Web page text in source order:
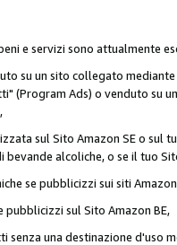
e servizi sono attualmente
su un sito collegato
(Program Ads) o venduto su
sul Sito Amazon SE o sul
alcoliche, o se il tuo
se pubblicizzi sui siti Amazon
sul Sito Amazon BE,
senza una destinazione d'uso